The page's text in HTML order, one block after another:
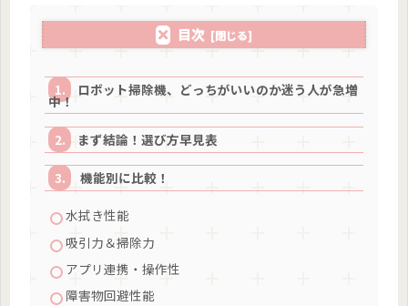
目次
ロボット掃除機、どっちがいいのか迷う人が急増
中！
まず結論！選び方早見表
機能別に比較！
水拭き性能
吸引力＆掃除力
アプリ連携・操作性
障害物回避性能